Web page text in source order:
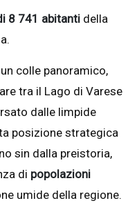
8 741 abitanti della
colle panoramico,
tra il Lago di Varese
dalle limpide
posizione strategica
sin dalla preistoria,
di popolazioni
umide della regione.